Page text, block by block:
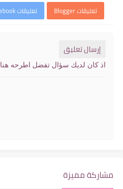
تعليقات Blogger تعليقات Facebook
إرسال تعليق
اذ كان لديك سؤال تفضل اطرحه هنا
مشاركة مميزة